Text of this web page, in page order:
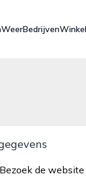
WeerBedrijven
Bezoek de website